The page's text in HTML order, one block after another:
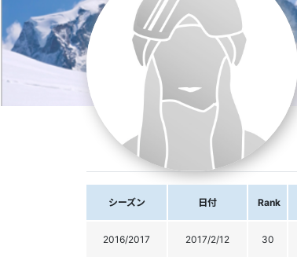
シーズン 日付 Rank
2016/2017 2017/2/12 30